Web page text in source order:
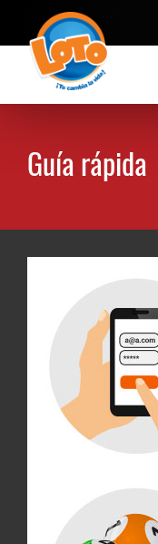
Guía rápida